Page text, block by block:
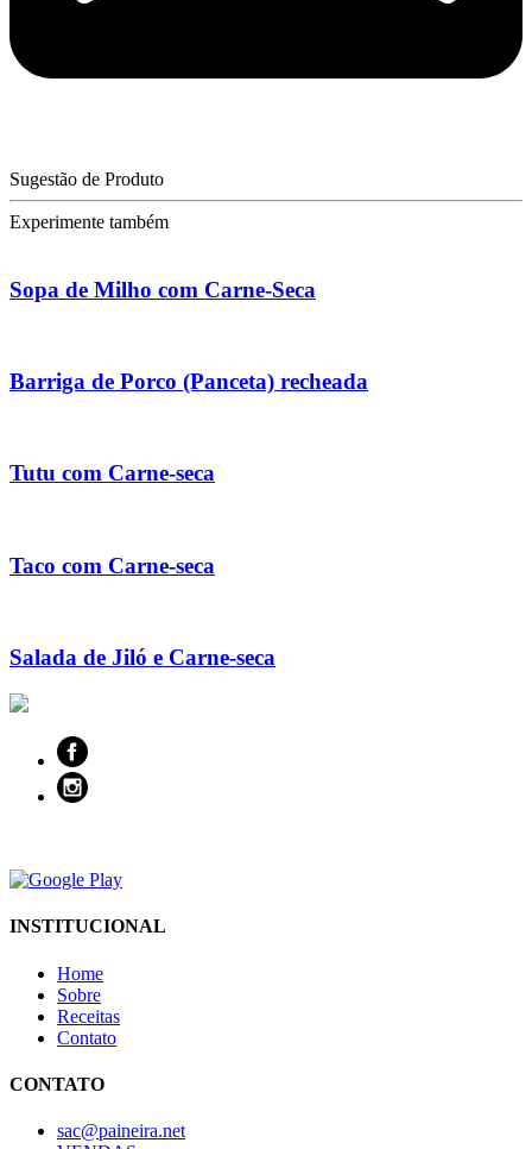
Sugestão de Produto
Experimente também
Sopa de Milho com Carne-Seca
Barriga de Porco (Panceta) recheada
Tutu com Carne-seca
Taco com Carne-seca
Salada de Jiló e Carne-seca
INSTITUCIONAL
Home
Sobre
Receitas
Contato
CONTATO
sac@paineira.net